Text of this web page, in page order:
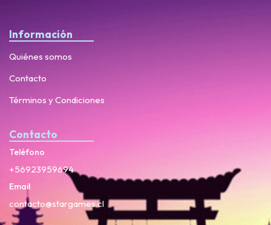
Información
Quiénes somos
Contacto
Términos y Condiciones
Contacto
Teléfono
+56923959694
Email
contacto@stargames.cl